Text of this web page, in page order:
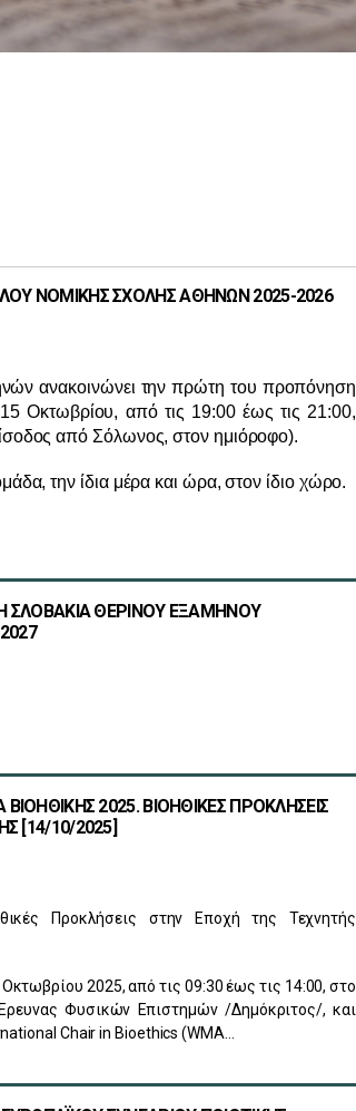
ΝΟΜΙΚΗΣ ΣΧΟΛΗΣ ΑΘΗΝΩΝ 2025-2026
ανακοινώνει την πρώτη του προπόνηση
Οκτωβρίου, από τις 19:00 έως τις 21:00,
από Σόλωνος, στον ημιόροφο).
την ίδια μέρα και ώρα, στον ίδιο χώρο.
ΣΛΟΒΑΚΙΑ ΘΕΡΙΝΟΥ ΕΞΑΜΗΝΟΥ
2025. ΒΙΟΗΘΙΚΕΣ ΠΡΟΚΛΗΣΕΙΣ
[14/10/2025]
Προκλήσεις στην Εποχή της Τεχνητής
2025, από τις 09:30 έως τις 14:00, στο
Φυσικών Επιστημών /Δημόκριτος/, και
Chair in Bioethics (WMA…